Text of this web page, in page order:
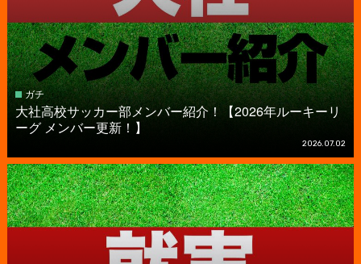
ガチ
大社高校サッカー部メンバー紹介！【2026年ルーキーリ
ーグ メンバー更新！】
2026.07.02